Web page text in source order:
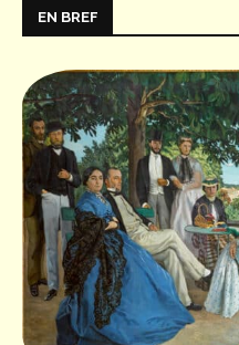
EN BREF